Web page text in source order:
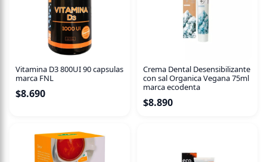
Vitamina D3 800UI 90 capsulas
marca FNL
$8.690
Crema Dental Desensibilizante
con sal Organica Vegana 75ml
marca ecodenta
$8.890